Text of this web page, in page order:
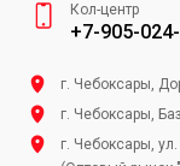
Кол-центр
+7-905-
г. Чебоксары,
г. Чебоксары,
г. Чебоксары,